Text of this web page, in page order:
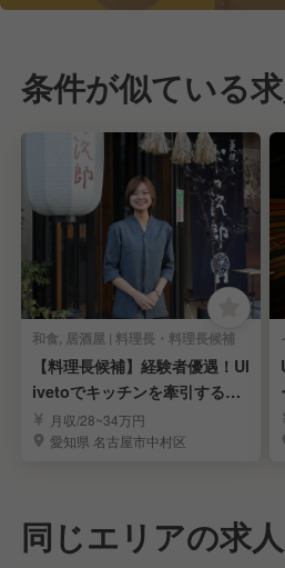
条件が似ている
和食, 居酒屋 | 料理長・料理長候補
【料理長候補】経験者優遇！Ul
ivetoでキッチンを牽引するリ
ーダーを募集
月収/28~34万円
愛知県 名古屋市中村区
同じエリアの求人